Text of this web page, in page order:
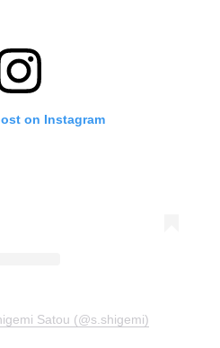
on Instagram
Satou (@s.shigemi)